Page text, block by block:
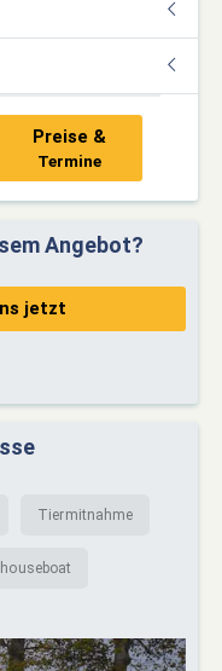
Preise &
Termine
Angebot?
jetzt
Tiermitnahme
houseboat